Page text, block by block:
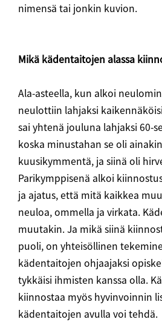
nimensä tai jonkin kuvion.
Mikä kädentaitojen alassa
Ala-asteella, kun alkoi
neulottiin lahjaksi
sai yhtenä jouluna lahjaksi 60-
koska minustahan se oli
kuusikymmentä, ja siinä oli
Parikymppisenä alkoi
ja ajatus, että mitä kaikkea
neuloa, ommella ja virkata.
muutakin. Ja mikä siinä
puoli, on yhteisöllinen
kädentaitojen ohjaajaksi
tykkäisi ihmisten kanssa olla.
kiinnostaa myös hyvinvoinnin
kädentaitojen avulla voi tehdä.